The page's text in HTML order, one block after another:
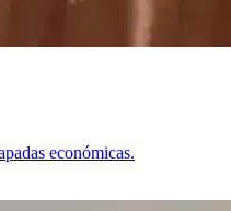
económicas.